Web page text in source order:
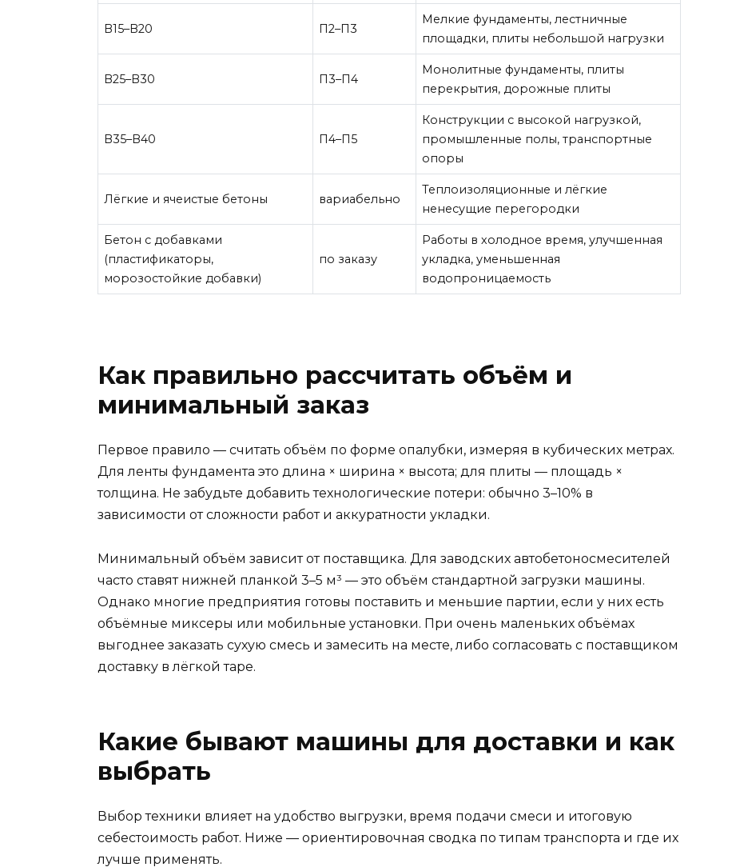
B15–B20 П2–П3
Мелкие фундаменты, лестничные
площадки, плиты небольшой нагрузки
B25–B30 П3–П4
Монолитные фундаменты, плиты
перекрытия, дорожные плиты
B35–B40 П4–П5
Конструкции с высокой нагрузкой,
промышленные полы, транспортные
опоры
Лёгкие и ячеистые бетоны вариабельно
Теплоизоляционные и лёгкие
ненесущие перегородки
Бетон с добавками
(пластификаторы,
морозостойкие добавки)
по заказу
Работы в холодное время, улучшенная
укладка, уменьшенная
водопроницаемость
Как правильно рассчитать объём и
минимальный заказ
Первое правило — считать объём по форме опалубки, измеряя в кубических метрах.
Для ленты фундамента это длина × ширина × высота; для плиты — площадь ×
толщина. Не забудьте добавить технологические потери: обычно 3–10% в
зависимости от сложности работ и аккуратности укладки.
Минимальный объём зависит от поставщика. Для заводских автобетоносмесителей
часто ставят нижней планкой 3–5 м³ — это объём стандартной загрузки машины.
Однако многие предприятия готовы поставить и меньшие партии, если у них есть
объёмные миксеры или мобильные установки. При очень маленьких объёмах
выгоднее заказать сухую смесь и замесить на месте, либо согласовать с поставщиком
доставку в лёгкой таре.
Какие бывают машины для доставки и как
выбрать
Выбор техники влияет на удобство выгрузки, время подачи смеси и итоговую
себестоимость работ. Ниже — ориентировочная сводка по типам транспорта и где их
лучше применять.